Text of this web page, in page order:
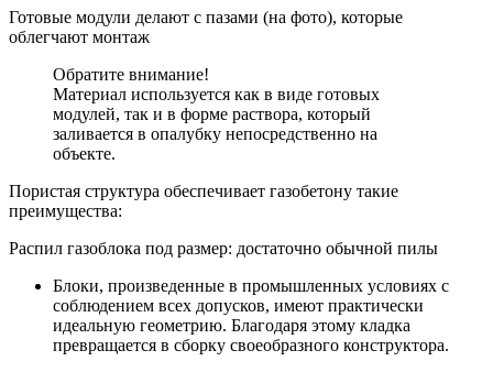
Готовые модули делают с пазами (на фото), которые
облегчают монтаж
Обратите внимание!
Материал используется как в виде готовых
модулей, так и в форме раствора, который
заливается в опалубку непосредственно на
объекте.
Пористая структура обеспечивает газобетону такие
преимущества:
Распил газоблока под размер: достаточно обычной пилы
Блоки, произведенные в промышленных условиях с
соблюдением всех допусков, имеют практически
идеальную геометрию. Благодаря этому кладка
превращается в сборку своеобразного конструктора.